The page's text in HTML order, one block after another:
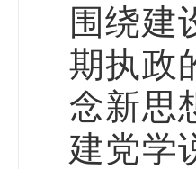
围绕建
期执政
念新思
建党学